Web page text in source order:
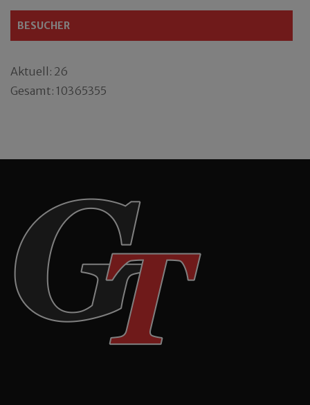
BESUCHER
Aktuell: 26
Gesamt: 10365355